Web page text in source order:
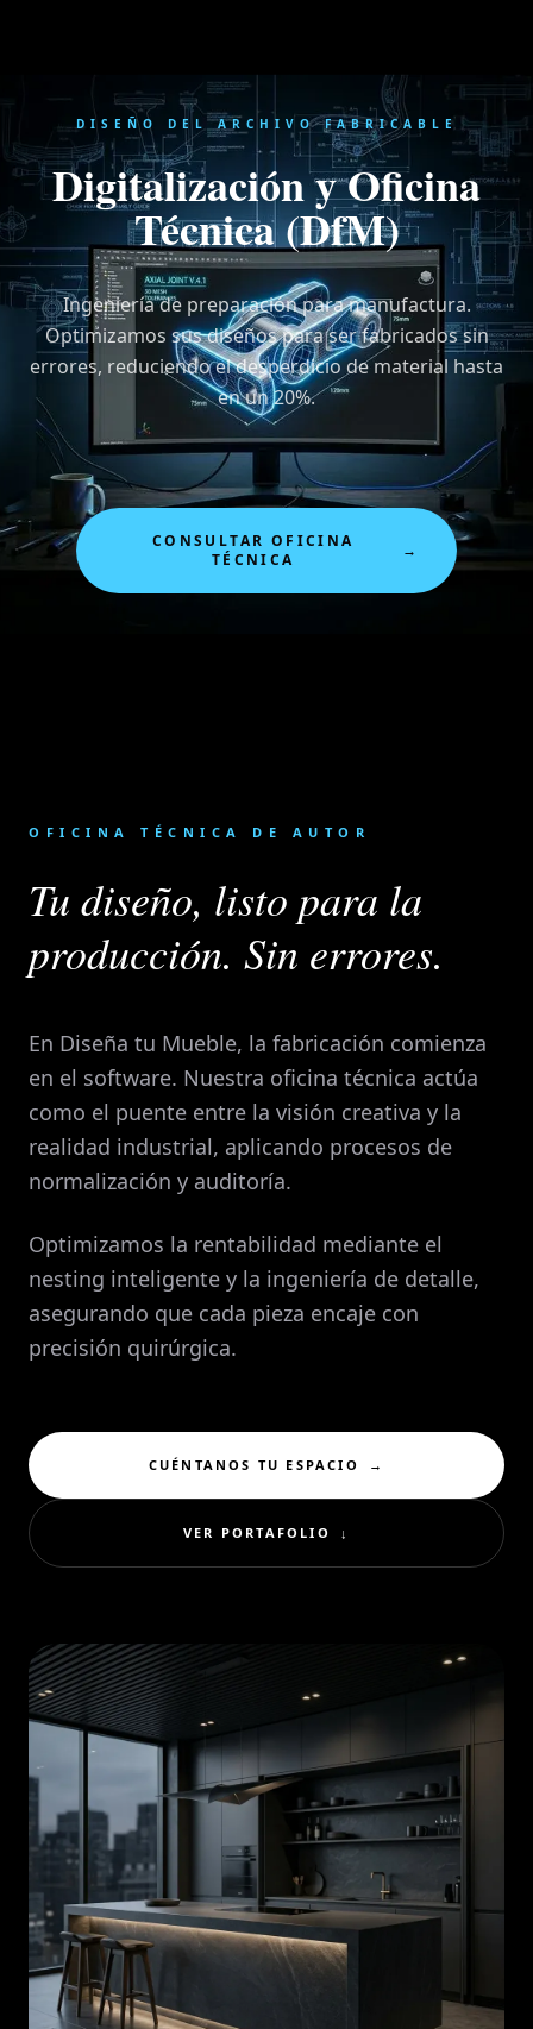
DISEÑO DEL ARCHIVO FABRICABLE
Digitalización y Oficina
Técnica (DfM)
Ingeniería de preparación para manufactura.
Optimizamos sus diseños para ser fabricados sin
errores, reduciendo el desperdicio de material hasta
en un 20%.
CONSULTAR OFICINA
TÉCNICA
→
OFICINA TÉCNICA DE AUTOR
Tu diseño, listo para la
producción. Sin errores.
En Diseña tu Mueble, la fabricación comienza
en el software. Nuestra oficina técnica actúa
como el puente entre la visión creativa y la
realidad industrial, aplicando procesos de
normalización y auditoría.
Optimizamos la rentabilidad mediante el
nesting inteligente y la ingeniería de detalle,
asegurando que cada pieza encaje con
precisión quirúrgica.
CUÉNTANOS TU ESPACIO →
VER PORTAFOLIO ↓